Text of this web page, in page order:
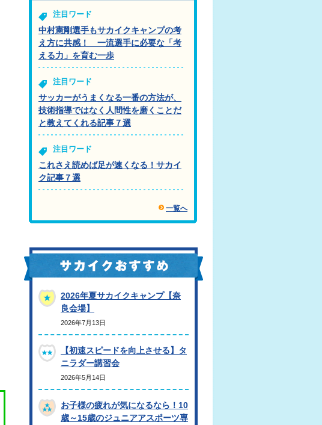
注目ワード
中村憲剛選手もサカイクキャンプの考
え方に共感！ 一流選手に必要な「考
える力」を育む一歩
注目ワード
サッカーがうまくなる一番の方法が、
技術指導ではなく人間性を磨くことだ
と教えてくれる記事７選
注目ワード
これさえ読めば足が速くなる！サカイ
ク記事７選
一覧へ
2026年夏サカイクキャンプ【奈
良会場】
2026年7月13日
【初速スピードを向上させる】タ
ニラダー講習会
2026年5月14日
お子様の疲れが気になるなら！10
歳～15歳のジュニアアスポーツ専